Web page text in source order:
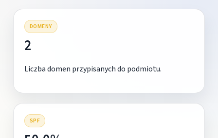
DOMENY
2
Liczba domen przypisanych do podmiotu.
SPF